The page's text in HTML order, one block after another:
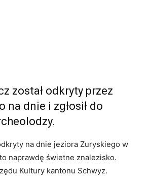
został odkryty przez
na dnie i zgłosił do
na dnie jeziora Zuryskiego w
naprawdę świetne znalezisko.
Kultury kantonu Schwyz.